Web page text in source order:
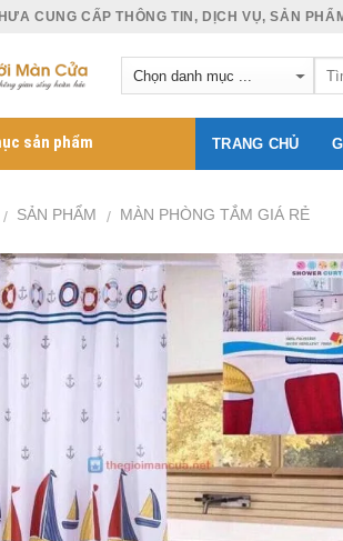
CUNG CẤP THÔNG TIN, DỊCH VỤ, SẢN
sản phẩm TRANG CHỦ
/ SẢN PHẨM / MÀN PHÒNG TẮM GIÁ RẺ